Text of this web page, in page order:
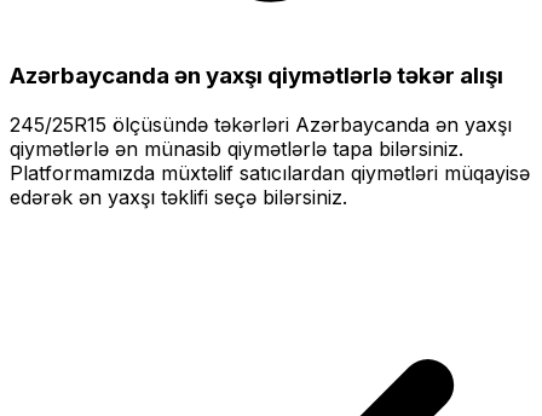
Azərbaycanda ən yaxşı qiymətlərlətəkər alışı
245/25R15 ölçüsündə təkərləri Azərbaycanda ən yaxşı
qiymətlərlə ən münasib qiymətlərlə tapa bilərsiniz.
Platformamızda müxtəlif satıcılardan qiymətləri müqayisə
edərək ən yaxşı təklifi seçə bilərsiniz.